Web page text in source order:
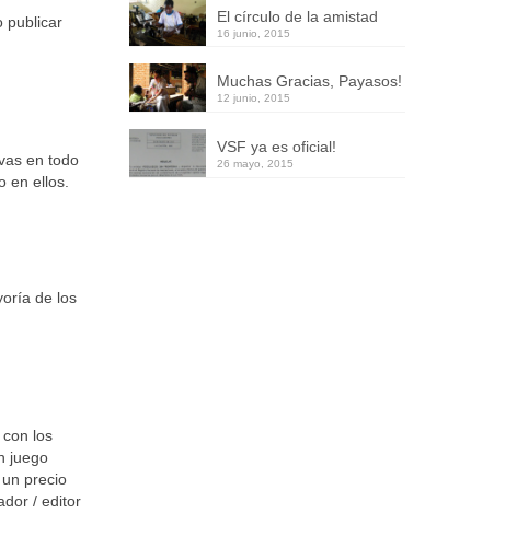
publicar
en todo
en ellos.
de los
los
juego
precio
/ editor
El círculo de la amistad
16 junio, 2015
Muchas Gracias, Payasos!
12 junio, 2015
VSF ya es oficial!
26 mayo, 2015